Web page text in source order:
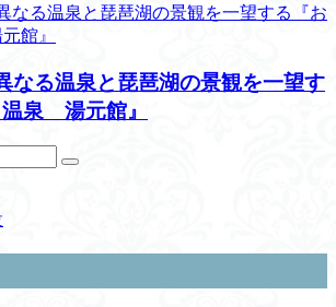
なる温泉と琵琶湖の景観を一望す
泉 湯元館』